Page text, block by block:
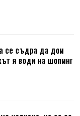
се съдра да дои
я води на шопинг